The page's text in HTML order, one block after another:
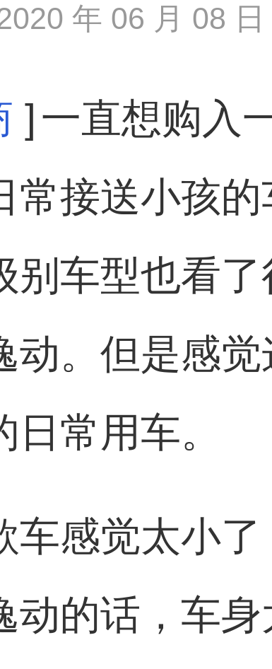
年 06 月 08
] 一直想购入
常接送小孩
别车型也看
动。但是感
常用车。
车感觉太小
动的话，车